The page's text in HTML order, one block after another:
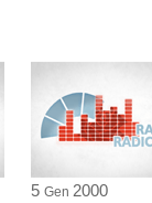
5 Gen 2000